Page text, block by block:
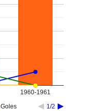
Goles 1/2
1960-1961